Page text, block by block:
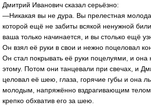
Дмитрий Иванович сказал серьёзно:
—Никакая вы не дура. Вы прелестная
которой ещё не забиты всякой ненужной
ваша только начинается, и вы столько ещё
Он взял её руки в свои и нежно поцеловал
Он стал покрывать её руки поцелуями, и она
этому. Потом они танцевали при свечах, и
целовал её шею, глаза, горячие губы и она
молодым, напряжённо вздрагивающим
крепко обхватив его за шею.